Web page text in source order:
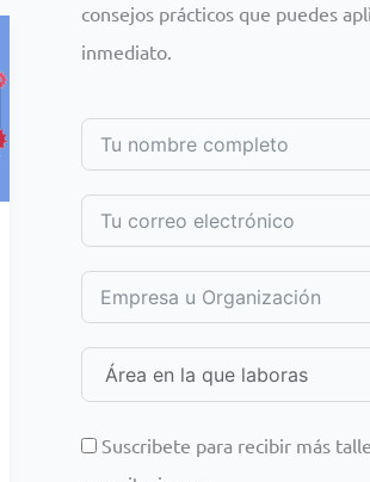
consejos prácticos que puedes
inmediato.
Suscribete para recibir más